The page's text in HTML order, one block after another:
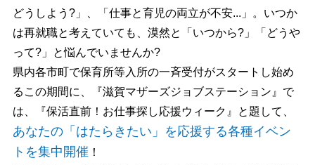
どうしよう?」、「仕事と育児の両立が不安...」。いつか
は再就職と考えていても、漠然と「いつから?」「どうや
って?」と悩んでいませんか?
県内各市町で保育所等入所の一斉受付がスタートし始め
るこの期間に、『滋賀マザーズジョブステーション』で
は、
『保活直前！お仕事探し応援ウィーク』と題して、
あなたの「はたらきたい」を応援する各種イベン
トを集中開催 ！